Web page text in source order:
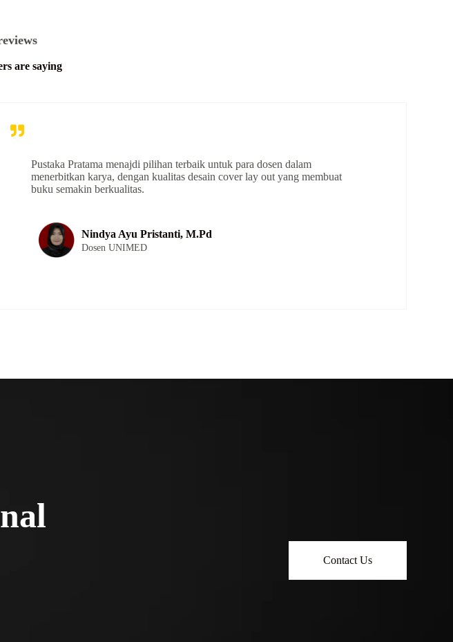
are saying
Pustaka Pratama menajdi pilihan terbaik untuk para dosen dalam
menerbitkan karya, dengan kualitas desain cover lay out yang membuat
buku semakin berkualitas.
Nindya Ayu Pristanti, M.Pd
Dosen UNIMED
Contact Us